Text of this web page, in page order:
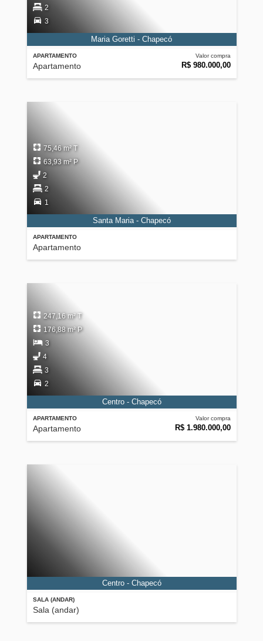
APARTAMENTO
Apartamento
Valor compra
R$ 980.000,00
2
3
Maria Goretti - Chapecó
APARTAMENTO
Apartamento
75,46 m² T
63,93 m² P
2
2
1
Santa Maria - Chapecó
APARTAMENTO
Apartamento
Valor compra
R$ 1.980.000,00
247,16 m² T
176,88 m² P
3
4
3
2
Centro - Chapecó
SALA (ANDAR)
Sala (andar)
Centro - Chapecó